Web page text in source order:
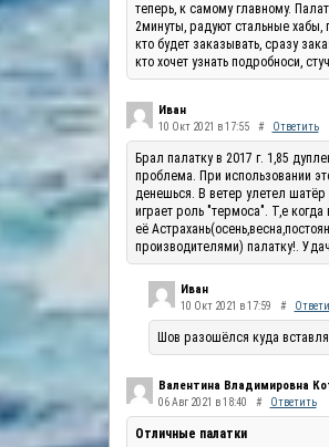
теперь, к самому главному.
2минуты, радуют стальные хабы,
кто будет заказывать, сразу
кто хочет узнать подробноси,
Иван
10 Окт 2021 в 17:55 # Ответить
Брал палатку в 2017 г. 1,85
проблема. При использовании
денешься. В ветер улетел шатёр
играет роль "термоса". Т,е
её
производителями) палатку!.
Иван
10 Окт 2021 в 17:59 #
Шов разошёлся куда
Валентина Владимировна
06 Авг 2021 в 18:40 # Ответить
Отличные палатки